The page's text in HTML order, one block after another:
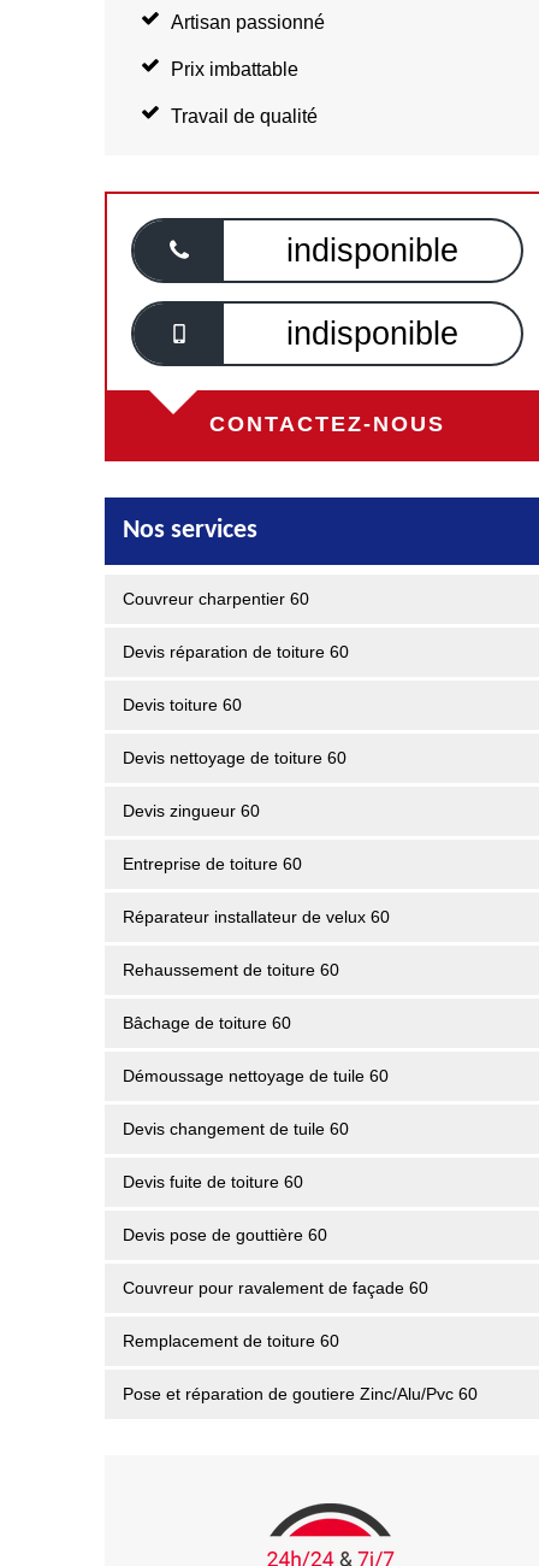
Artisan passionné
Prix imbattable
Travail de qualité
indisponible
indisponible
CONTACTEZ-NOUS
Nos services
Couvreur charpentier 60
Devis réparation de toiture 60
Devis toiture 60
Devis nettoyage de toiture 60
Devis zingueur 60
Entreprise de toiture 60
Réparateur installateur de velux 60
Rehaussement de toiture 60
Bâchage de toiture 60
Démoussage nettoyage de tuile 60
Devis changement de tuile 60
Devis fuite de toiture 60
Devis pose de gouttière 60
Couvreur pour ravalement de façade 60
Remplacement de toiture 60
Pose et réparation de goutiere Zinc/Alu/Pvc 60